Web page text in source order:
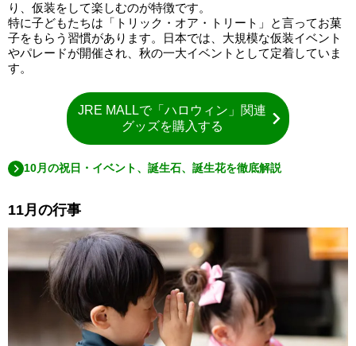
り、仮装をして楽しむのが特徴です。
特に子どもたちは「トリック・オア・トリート」と言ってお菓
子をもらう習慣があります。日本では、大規模な仮装イベント
やパレードが開催され、秋の一大イベントとして定着していま
す。
JRE MALLで「ハロウィン」関連
グッズを購入する
10月の祝日・イベント、誕生石、誕生花を徹底解説
11月の行事